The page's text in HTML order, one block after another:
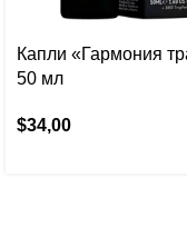
Капли «Гармония
50 мл
$34,00